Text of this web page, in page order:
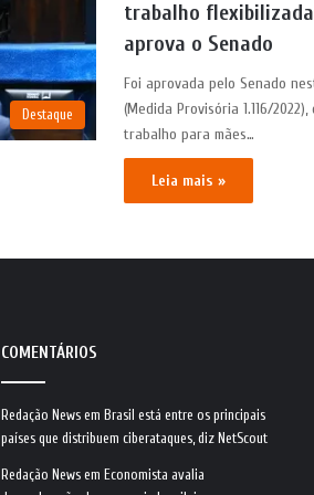
Destaque
trabalho
aprova o Senado
Foi aprovada pelo Senado
(Medida Provisória 1.116/
trabalho para mães…
Leia mais »
COMENTÁRIOS
Redação News em Brasil está entre os principais
países que distribuem ciberataques, diz NetScout
Redação News em Economista avalia